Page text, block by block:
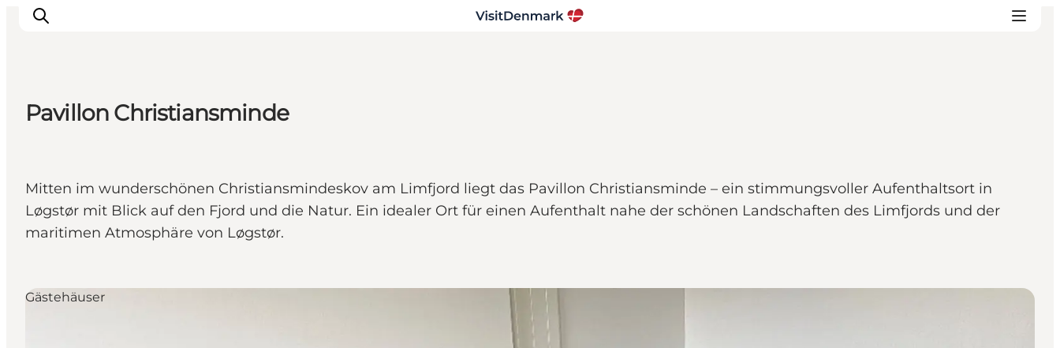
Erlebnisse
Unterkünfte
Reiseplanung
Pavillon Christiansminde
Mitten im wunderschönen Christiansmindeskov am Limfjord liegt das Pavillon Christiansminde – ein stimmungsvoller Aufenthaltsort in
Løgstør mit Blick auf den Fjord und die Natur. Ein idealer Ort für einen Aufenthalt nahe der schönen Landschaften des Limfjords und der
maritimen Atmosphäre von Løgstør.
Gästehäuser